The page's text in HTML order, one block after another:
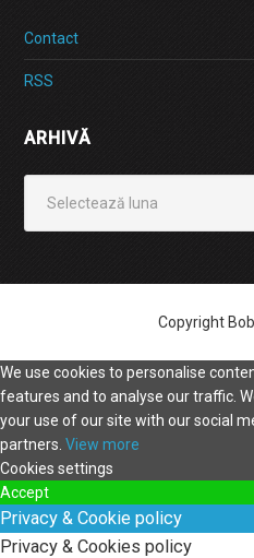
Contact
RSS
ARHIVĂ
Copyright
We use cookies to personalise
features and to analyse our traffic.
your use of our site with our social
partners. View more
Cookies settings
Accept
Privacy & Cookie policy
Privacy & Cookies policy